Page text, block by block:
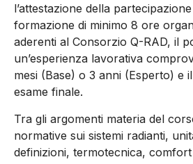
l’attestazione della
formazione di minimo 8 ore
aderenti al Consorzio Q-RAD, il
un’esperienza lavorativa
mesi (Base) o 3 anni (Esperto) e
esame finale.
Tra gli argomenti materia del
normative sui sistemi radianti,
definizioni, termotecnica,